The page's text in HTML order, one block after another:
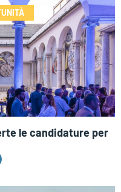
le candidature per